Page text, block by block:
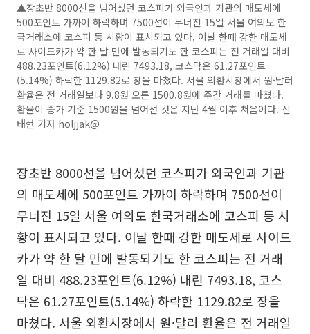
▲장초반 8000선을 넘어섰던 코스피가 외국인과 기관의 매도세에
500포인트 가까이 하락하며 7500선이 무너진 15일 서울 여의도 한
국거래소에 코스피 등 시황이 표시되고 있다. 이날 한때 강한 매도세
로 사이드카가 약 한 달 만에 발동되기도 한 코스피는 전 거래일 대비
488.23포인트(6.12%) 내린 7493.18, 코스닥은 61.27포인트
(5.14%) 하락한 1129.82로 장을 마쳤다. 서울 외환시장에서 원·달러
환율은 전 거래일보다 9.8원 오른 1500.8원에 주간 거래를 마쳤다.
환율이 종가 기준 1500원을 넘어선 것은 지난 4월 이후 처음이다. 신
태현 기자 holjjak@
장초반 8000선을 넘어섰던 코스피가 외국인과 기관
의 매도세에 500포인트 가까이 하락하며 7500선이
무너진 15일 서울 여의도 한국거래소에 코스피 등 시
황이 표시되고 있다. 이날 한때 강한 매도세로 사이드
카가 약 한 달 만에 발동되기도 한 코스피는 전 거래
일 대비 488.23포인트(6.12%) 내린 7493.18, 코스
닥은 61.27포인트(5.14%) 하락한 1129.82로 장을
마쳤다. 서울 외환시장에서 원·달러 환율은 전 거래일